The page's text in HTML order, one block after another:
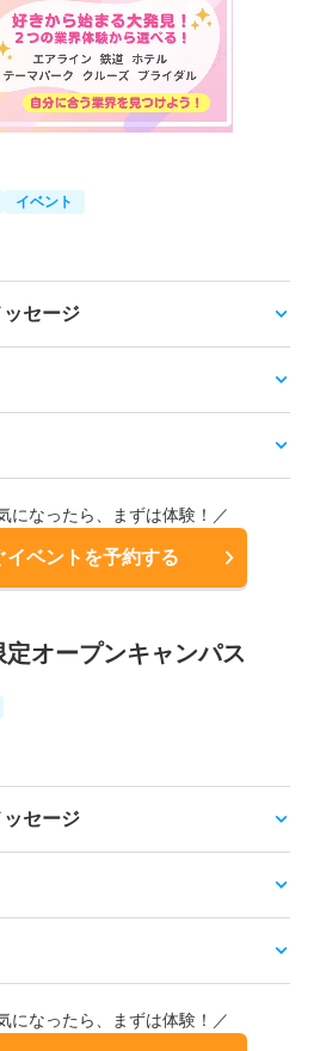
イベント
セージ
になったら、まずは体験！／
イベントを予約する
オープンキャンパス
セージ
になったら、まずは体験！／